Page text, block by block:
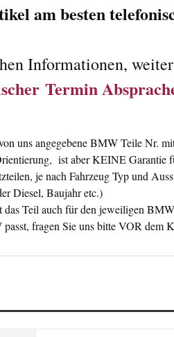
am besten
Informationen,
Termin
uns angegebene BMW Teile Nr.
ist aber KEINE Garantie
je nach Fahrzeug Typ und
Diesel, Baujahr etc.)
Teil auch für den jeweiligen
fragen Sie uns bitte VOR dem